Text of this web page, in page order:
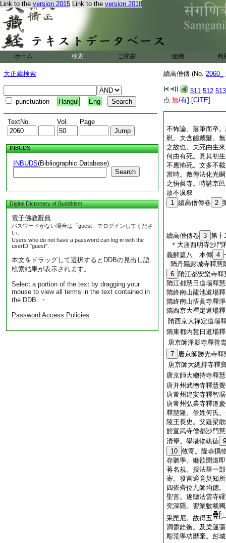
Link to the version 2015 Link to the version 2018
ホーム 検索 ご挨拶 組織 利
大正蔵検索
punctuation Hangul Eng
TextNo. Vol. Page
INBUDS
INBUDS(Bibliographic Database)
Search
Digital Dictionary of Buddhism
電子佛教辭典
パスワードがない場合は「guest」でログインしてくださ
い。
Users who do not have a password can log in with the
userID "guest".
本文をドラッグして選択するとDDBの見出し語
検索結果が表示されます。
Select a portion of the text by dragging your
mouse to view all terms in the text contained in
the DDB. ・
Password Access Policies
續高僧傳 (No. 2060_
511 512 513
点:無/有] [CITE]
不怖論。落筆而卒
慰。夫含齒戴髮。
之故也。夫死由生
何由有死。見其初
不應怖死。文多不
當時。敷傳法化光
之悟眞寺。時講京
故不廣叙
1 續高僧傳卷 2
續高僧傳卷 3 第十
＊大唐西明寺沙門
義解篇八 本傳 4
隋丹陽彭城寺釋慧
6 隋江都安樂寺釋
隋江都慧日道場釋
隋終南山龍池道場
隋終南山悟眞寺釋
隋西京大禪定道場
隋西京大禪定道場
隋東都内慧日道場
唐京師淨影寺釋善
7 唐京師勝光寺釋
唐京師大總持寺釋
唐京師大總持寺釋
唐并州武徳寺釋慧
唐常州建安寺釋智
唐常州弘業寺釋道
釋慧隆。俗姓何氏
陵王長史。父嶷梁
於宣武寺僧都沙門
清擧。學堪物軌徳 9
10 攸寄。隆恭撝
存聽學。纔欲聞道
蒋名規。授法華一
寄。發言適竟莫知
四依齊位九師均徳
聖言。遂聽法雲寺
究深隱。習業數載
采毘尼。故得五
洞盡銓衡。及梁運
彫荒學功靡棄。彭